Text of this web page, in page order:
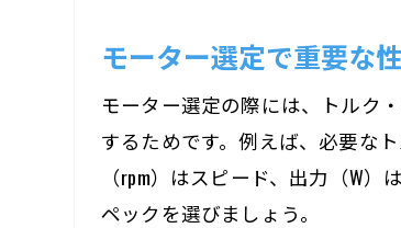
モーター選定で重要な
モーター選定の際には、トルク
するためです。例えば、必要な
（rpm）はスピード、出力（W
ペックを選びましょう。